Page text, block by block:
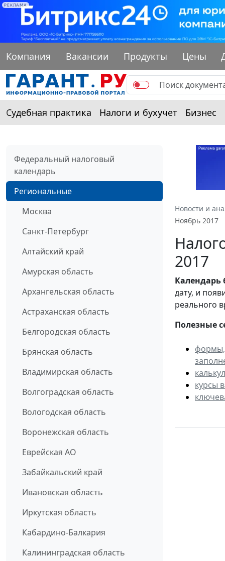
РЕКЛАМА
Компания Вакансии Продукты Цены
Судебная практика Налоги и бухучет Бизнес
Федеральный налоговый
календарь
Региональные
Москва
Санкт-Петербург
Алтайский край
Амурская область
Архангельская область
Астраханская область
Белгородская область
Брянская область
Владимирская область
Волгоградская область
Вологодская область
Воронежская область
Еврейская АО
Забайкальский край
Ивановская область
Иркутская область
Кабардино-Балкария
Калининградская область
Новости и
Ноябрь 2017
2017
Календарь
дату, и
реального
Полезные
формы,
курсы